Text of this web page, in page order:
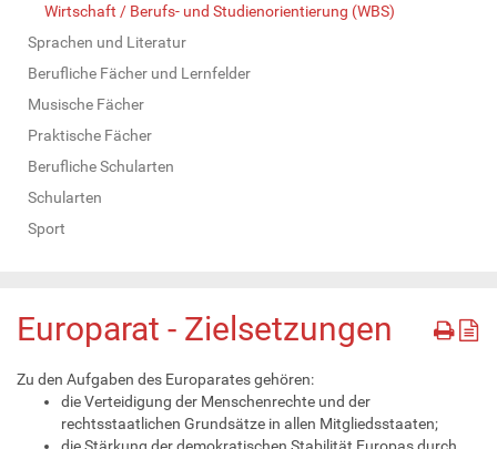
Wirtschaft / Berufs- und Studienorientierung (WBS)
Sprachen und Literatur
Berufliche Fächer und Lernfelder
Musische Fächer
Praktische Fächer
Berufliche Schularten
Schularten
Sport
Europarat - Zielsetzungen
Zu den Aufgaben des Europarates gehören:
die Verteidigung der Menschenrechte und der
rechtsstaatlichen Grundsätze in allen Mitgliedsstaaten;